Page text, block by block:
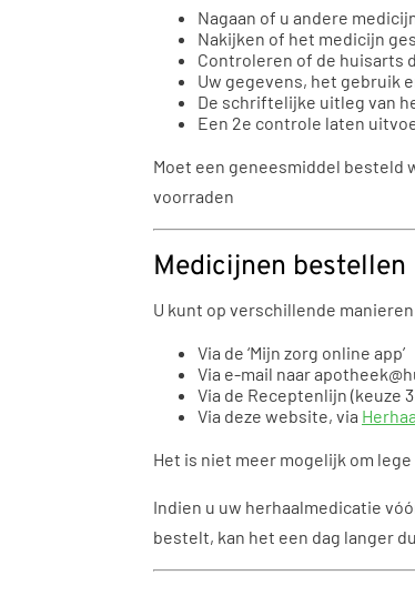
Nagaan of u andere
Nakijken of het medicijn
Controleren of de huisarts
Uw gegevens, het gebruik
De schriftelijke uitleg van
Een 2e controle laten
Moet een geneesmiddel besteld
voorraden
Medicijnen bestellen
U kunt op verschillende
Via de ‘Mijn zorg online app’
Via e-mail naar
Via de Receptenlijn (keuze
Via deze website, via
Het is niet meer mogelijk om
Indien u uw herhaalmedicatie
bestelt, kan het een dag langer